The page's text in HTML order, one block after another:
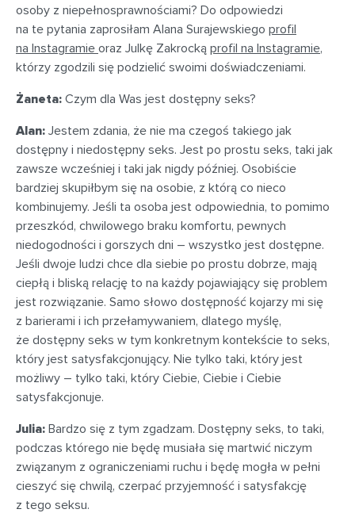
osoby z niepełnosprawnościami? Do odpowiedzi
na te pytania zaprosiłam Alana Surajewskiego profil
na Instagramie oraz Julkę Zakrocką profil na Instagramie,
którzy zgodzili się podzielić swoimi doświadczeniami.
Żaneta: Czym dla Was jest dostępny seks?
Alan: Jestem zdania, że nie ma czegoś takiego jak
dostępny i niedostępny seks. Jest po prostu seks, taki jak
zawsze wcześniej i taki jak nigdy później. Osobiście
bardziej skupiłbym się na osobie, z którą co nieco
kombinujemy. Jeśli ta osoba jest odpowiednia, to pomimo
przeszkód, chwilowego braku komfortu, pewnych
niedogodności i gorszych dni – wszystko jest dostępne.
Jeśli dwoje ludzi chce dla siebie po prostu dobrze, mają
ciepłą i bliską relację to na każdy pojawiający się problem
jest rozwiązanie. Samo słowo dostępność kojarzy mi się
z barierami i ich przełamywaniem, dlatego myślę,
że dostępny seks w tym konkretnym kontekście to seks,
który jest satysfakcjonujący. Nie tylko taki, który jest
możliwy – tylko taki, który Ciebie, Ciebie i Ciebie
satysfakcjonuje.
Julia: Bardzo się z tym zgadzam. Dostępny seks, to taki,
podczas którego nie będę musiała się martwić niczym
związanym z ograniczeniami ruchu i będę mogła w pełni
cieszyć się chwilą, czerpać przyjemność i satysfakcję
z tego seksu.